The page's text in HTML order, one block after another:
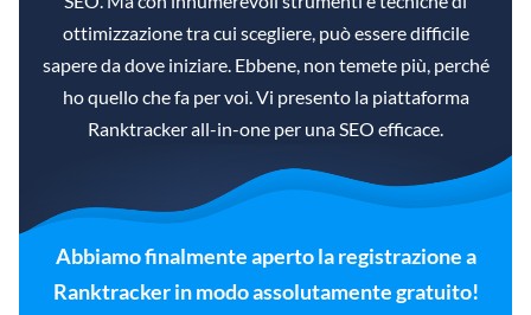
ottimizzazione tra cui scegliere, può essere difficile
sapere da dove iniziare. Ebbene, non temete più, perché
ho quello che fa per voi. Vi presento la piattaforma
Ranktracker all-in-one per una SEO efficace.
Abbiamo finalmente aperto la registrazione a
Ranktracker in modo assolutamente gratuito!